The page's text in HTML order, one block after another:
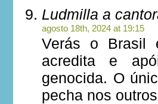
Ludmilla a
agosto 18th, 2024 at 19:15
Verás o Brasil
acredita e
genocida. O
pecha nos